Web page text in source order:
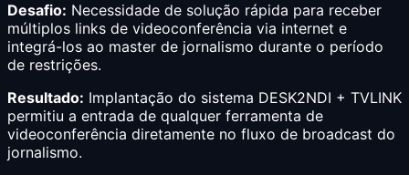
Desafio: Necessidade de solução rápida para receber
múltiplos links de videoconferência via internet e
integrá-los ao master de jornalismo durante o período
de restrições.
Resultado: Implantação do sistema DESK2NDI + TVLINK
permitiu a entrada de qualquer ferramenta de
videoconferência diretamente no fluxo de broadcast do
jornalismo.